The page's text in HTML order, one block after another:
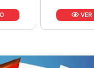
VER